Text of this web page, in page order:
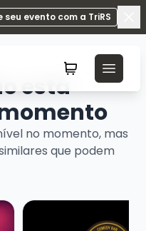
seu evento com a TriRS
está
no momento, mas
que podem
- A QUINTA SÉRIE
Veja mais sobre